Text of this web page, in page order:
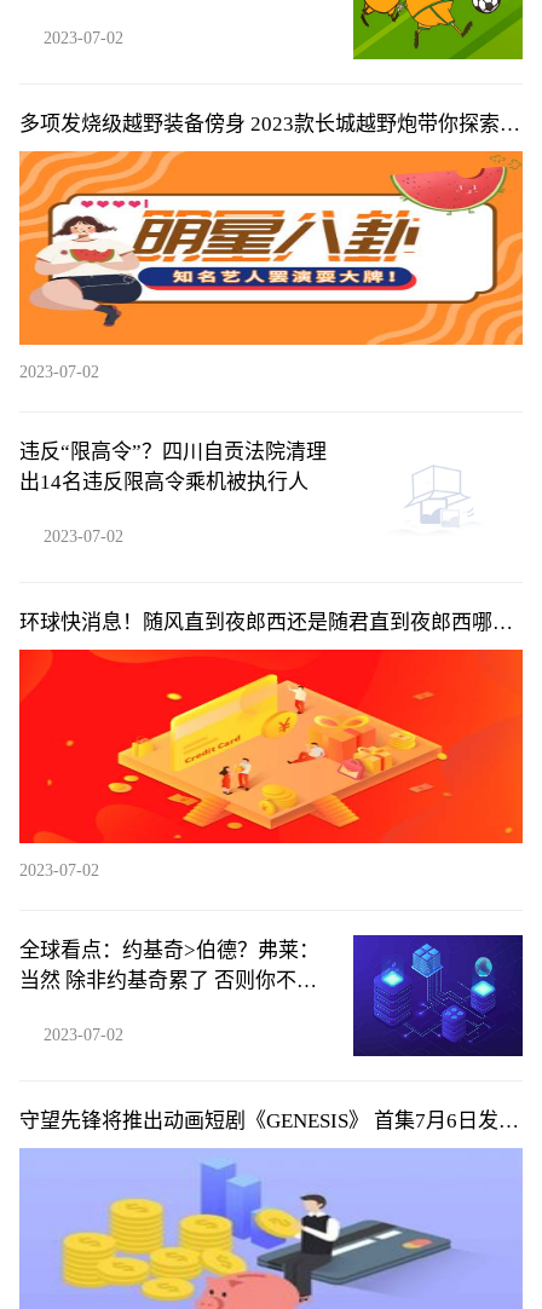
2023-07-02
多项发烧级越野装备傍身 2023款长城越野炮带你探索超
燃夏日越野旅程
2023-07-02
违反“限高令”？四川自贡法院清理
出14名违反限高令乘机被执行人
2023-07-02
环球快消息！随风直到夜郎西还是随君直到夜郎西哪个
更好_随风直到夜郎西还是随君直到夜郎西
2023-07-02
全球看点：约基奇>伯德？弗莱：
当然 除非约基奇累了 否则你不可
2023-07-02
守望先锋将推出动画短剧《GENESIS》 首集7月6日发布|
环球微头条